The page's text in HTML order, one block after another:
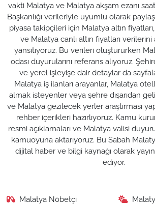
vakti Malatya ve Malatya akşam ezanı
Başkanlığı verileriyle uyumlu olarak
piyasa takipçileri için Malatya altın
ve Malatya canlı altın fiyatları
yansıtıyoruz. Bu verileri oluştururken
odası duyurularını referans alıyoruz.
ve yerel işleyişe dair detaylar da
Malatya iş ilanları arayanlar, Malatya
almak isteyenler veya şehre dışarıdan
ve Malatya gezilecek yerler araştırması
rehber içerikleri hazırlıyoruz. Kamu
resmi açıklamaları ve Malatya valisi
kamuoyuna aktarıyoruz. Bu Sabah
dijital haber ve bilgi kaynağı olarak
ediyor.
Malatya Nöbetçi